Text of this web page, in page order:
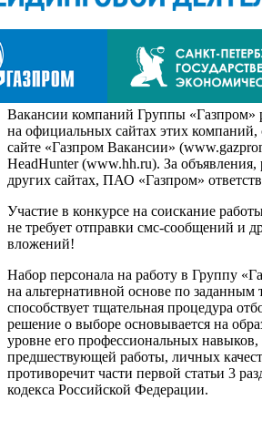
Вакансии компаний Группы «Газпром»
на официальных сайтах этих
сайте «Газпром Вакансии»
HeadHunter (www.hh.ru). За
других сайтах, ПАО «Газпром»
Участие в конкурсе на соискание
не требует отправки смс-сообщений и
вложений!
Набор персонала на работу в Группу
на альтернативной основе по заданным
способствует тщательная процедура
решение о выборе основывается на
уровне его профессиональных
предшествующей работы, личных
противоречит части первой статьи 3
кодекса Российской Федерации.